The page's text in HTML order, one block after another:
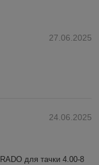
27.06.2025
24.06.2025
для тачки 4.00-8